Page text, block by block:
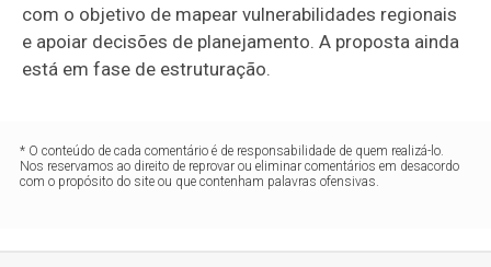
com o objetivo de mapear vulnerabilidades regionais
e apoiar decisões de planejamento. A proposta ainda
está em fase de estruturação.
* O conteúdo de cada comentário é de responsabilidade de quem realizá-lo.
Nos reservamos ao direito de reprovar ou eliminar comentários em desacordo
com o propósito do site ou que contenham palavras ofensivas.